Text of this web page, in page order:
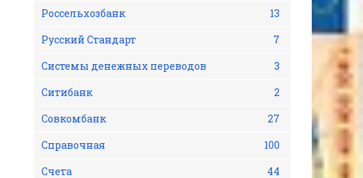
Россельхозбанк
13
Русский Стандарт
7
Системы денежных переводов
3
Ситибанк
2
Совкомбанк
27
Справочная
100
Счета
44